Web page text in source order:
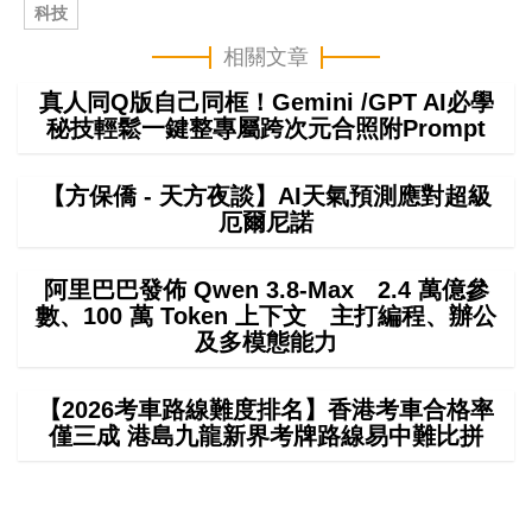
科技
相關文章
真人同Q版自己同框！Gemini /GPT AI必學
秘技輕鬆一鍵整專屬跨次元合照附Prompt
【方保僑 - 天方夜談】AI天氣預測應對超級
厄爾尼諾
阿里巴巴發佈 Qwen 3.8-Max 2.4 萬億參
數、100 萬 Token 上下文 主打編程、辦公
及多模態能力
【2026考車路線難度排名】香港考車合格率
僅三成 港島九龍新界考牌路線易中難比拼